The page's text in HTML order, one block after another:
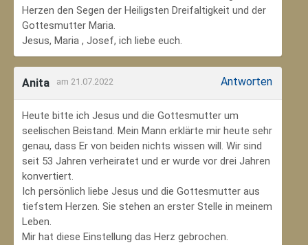
Herzen den Segen der Heiligsten Dreifaltigkeit und der
Gottesmutter Maria.
Jesus, Maria , Josef, ich liebe euch.
Anita am 21.07.2022 Antworten
Heute bitte ich Jesus und die Gottesmutter um
seelischen Beistand. Mein Mann erklärte mir heute sehr
genau, dass Er von beiden nichts wissen will. Wir sind
seit 53 Jahren verheiratet und er wurde vor drei Jahren
konvertiert.
Ich persönlich liebe Jesus und die Gottesmutter aus
tiefstem Herzen. Sie stehen an erster Stelle in meinem
Leben.
Mir hat diese Einstellung das Herz gebrochen.